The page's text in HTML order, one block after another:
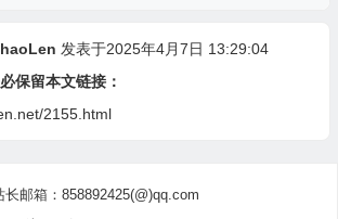
发表于2025年4月7日 13:29:04
保留本文链接：
2155.html
长邮箱：858892425(@)qq.com